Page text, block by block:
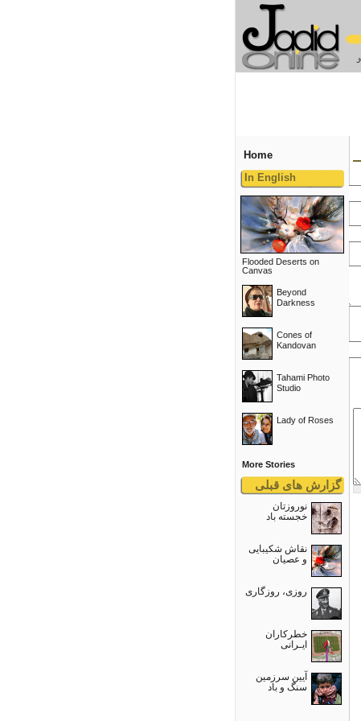
Home
In English
Flooded Deserts on
Canvas
Beyond
Darkness
Cones of
Kandovan
Tahami Photo
Studio
Lady of Roses
More Stories
گزارش های قبلی
نوروزتان
خجسته باد
نقاش شکیبایی
و عصيان
روزی، روزگاری
خطرکاران
ایـرانی
آیین سرزمین
سنگ و باد